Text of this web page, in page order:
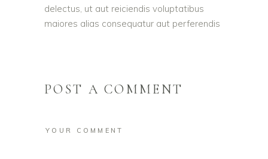
delectus, ut aut reiciendis voluptatibus
maiores alias consequatur aut perferendis
POST A COMMENT